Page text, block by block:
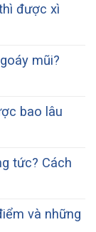
được xì
mũi?
bao lâu
tức? Cách
và những